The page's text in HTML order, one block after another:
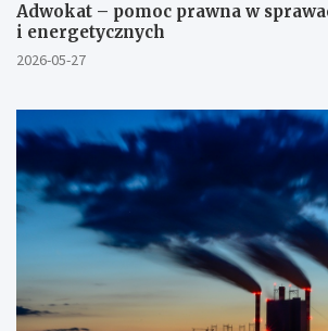
Adwokat – pomoc prawna w
i energetycznych
2026-05-27